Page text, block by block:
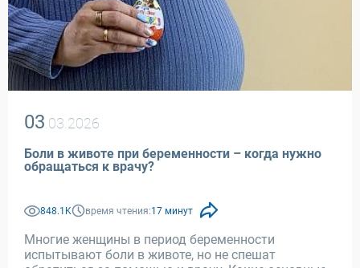
03 .03.2026
Боли в животе при беременности – когда нужно
обращаться к врачу?
848.1K время чтения:17 минут
Многие женщины в период беременности
испытывают боли в животе, но не спешат